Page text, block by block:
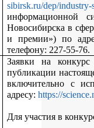
sibirsk.ru/dep/industry-
информационной
Новосибирска в
и премии») по
телефону: 227-55-76.
Заявки на
публикации
включительно с
адресу:https://
Для участия в